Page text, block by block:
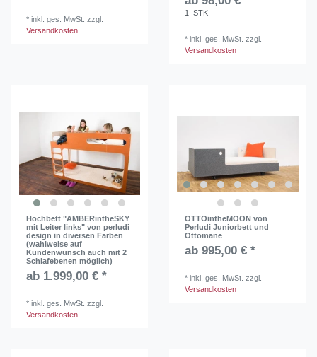
*inkl. ges. MwSt. zzgl.
Versandkosten
1 STK
*inkl. ges. MwSt. zzgl.
Versandkosten
Hochbett "AMBERintheSKY
mit Leiter links" von perludi
design in diversen Farben
(wahlweise auf
Kundenwunsch auch mit 2
Schlafebenen möglich)
ab 1.999,00 € *
*inkl. ges. MwSt. zzgl.
Versandkosten
OTTOintheMOON von
Perludi Juniorbett und
Ottomane
ab 995,00 € *
*inkl. ges. MwSt. zzgl.
Versandkosten